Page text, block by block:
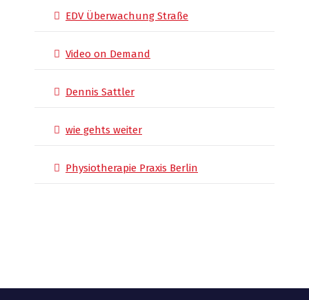
EDV Überwachung Straße
Video on Demand
Dennis Sattler
wie gehts weiter
Physiotherapie Praxis Berlin